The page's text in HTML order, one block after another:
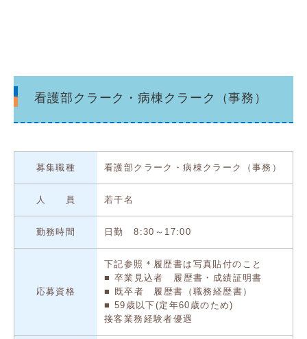
看護部クラーク・病棟クラーク（事務）
募集職種 看護部クラーク・病棟クラーク（事務）
人 員 若干名
勤務時間 日勤 8:30～17:00
応募資格
下記参照＊履歴書は写真貼付のこと
■ 卒業見込者 履歴書・成績証明書
■ 既卒者 履歴書（職務経歴書）
■ 59歳以下(定年60歳のため)
接客業務経験者優遇